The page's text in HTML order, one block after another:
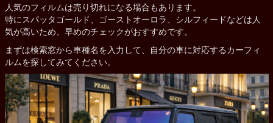
人気のフィルムは売り切れになる場合もあります。
特にスパッタゴールド、ゴーストオーロラ、シルフィードなどは人
気が高いため、早めのチェックがおすすめです。
まずは検索窓から車種名を入力して、自分の車に対応するカーフィ
ルムを探してみてください。